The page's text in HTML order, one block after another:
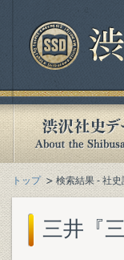
トップ 検索結果 - 社史
三井『